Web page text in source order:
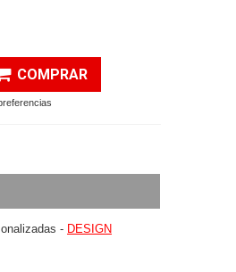
COMPRAR
- DESIGN